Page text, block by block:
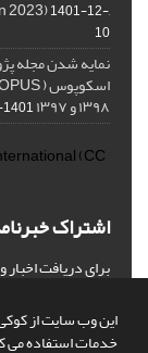
این وب سایت از کوکی
خدمات استفاده می
,Comparative Philosophy of Religion (Autumn 2023)
1401-12-
10
نمایه شدن مجله
۱۳۹۸ و ۱۳۹۷ 1401-05-08
(CC
اشتراک
برای دریافت